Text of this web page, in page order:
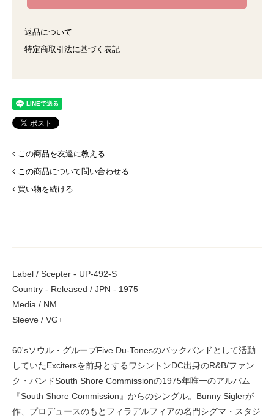
返品について
特定商取引法に基づく表記
この商品を友達に教える
この商品について問い合わせる
買い物を続ける
Label / Scepter - UP-492-S
Country - Released / JPN - 1975
Media / NM
Sleeve / VG+
60'sソウル・グループFive Du-Tonesのバックバンドとして活動
していたExcitersを前身とするワシントンDC出身のR&B/ファン
ク・バンドSouth Shore Commissionの1975年唯一のアルバム
『South Shore Commission』からのシングル。Bunny Siglerが
作、プロデュースのもとフィラデルフィアの名門シグマ・スタジ